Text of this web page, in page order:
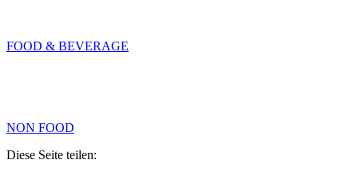
FOOD & BEVERAGE
NON FOOD
Diese Seite teilen: